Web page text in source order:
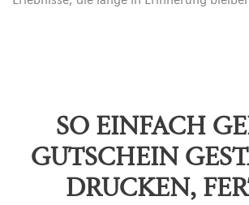
SO EINFACH
GUTSCHEIN
DRUCKEN,